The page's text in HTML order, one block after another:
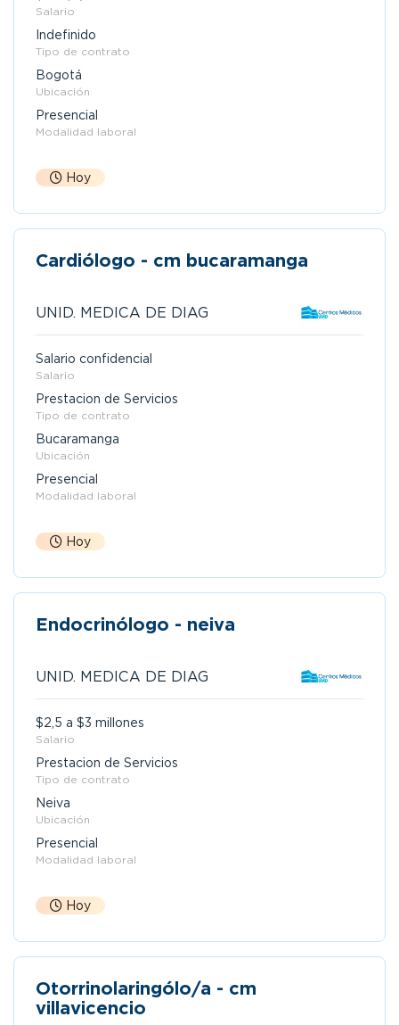
Salario
Indefinido
Tipo de contrato
Bogotá
Ubicación
Presencial
Modalidad laboral
Hoy
Cardiólogo - cm bucaramanga
UNID. MEDICA DE DIAG
Salario confidencial
Salario
Prestacion de Servicios
Tipo de contrato
Bucaramanga
Ubicación
Presencial
Modalidad laboral
Hoy
Endocrinólogo - neiva
UNID. MEDICA DE DIAG
$2,5 a $3 millones
Salario
Prestacion de Servicios
Tipo de contrato
Neiva
Ubicación
Presencial
Modalidad laboral
Hoy
Otorrinolaringólo/a - cm
villavicencio